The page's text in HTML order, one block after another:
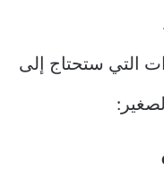
التي ستحتاج إلى